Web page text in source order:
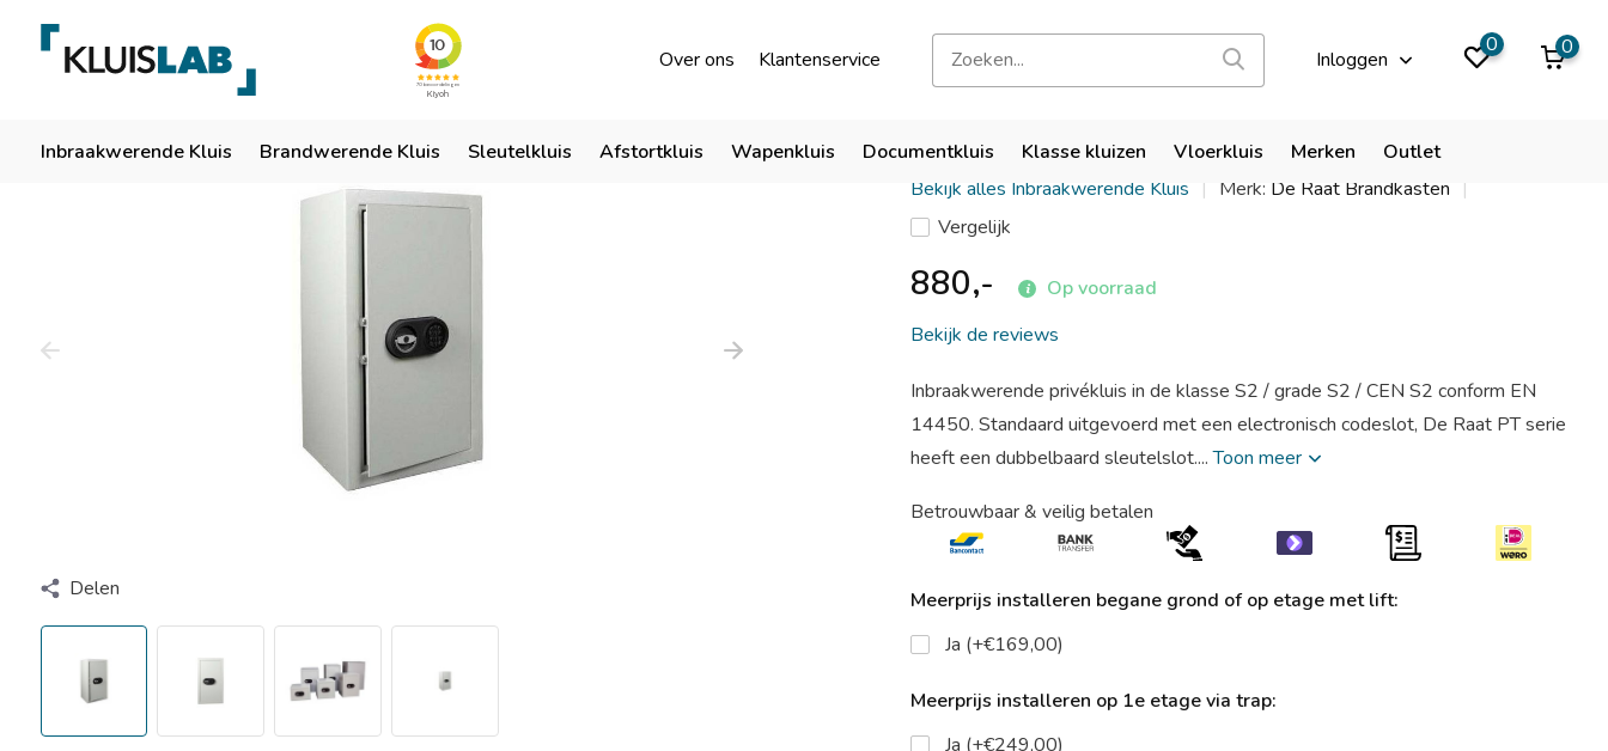
Over ons Klantenservice Inloggen
0 0
Inbraakwerende Kluis Brandwerende Kluis Sleutelkluis Afstortkluis Wapenkluis Documentkluis Klasse kluizen Vloerkluis Merken Outlet
Ruim 50 jaar ervaring Bezoek onze showroom
9,9
Delen
De Raat ET 4
Bekijk alles Inbraakwerende Kluis Merk: De Raat Brandkasten
Vergelijk
880,-
Op voorraad
Bekijk de reviews
Inbraakwerende privékluis in de klasse S2 / grade S2 / CEN S2 conform EN
14450. Standaard uitgevoerd met een electronisch codeslot, De Raat PT serie
heeft een dubbelbaard sleutelslot....Toon meer
Betrouwbaar & veilig betalen
Meerprijs installeren begane grond of op etage met lift:
Ja (+€169,00)
Meerprijs installeren op 1e etage via trap:
Ja (+€249,00)